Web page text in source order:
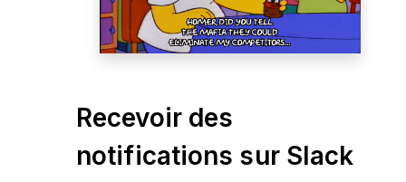
Recevoir des
notifications sur Slack